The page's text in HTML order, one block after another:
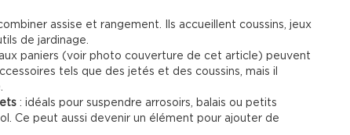
assise et rangement. Ils accueillent coussins, jeux
de jardinage.
paniers (voir photo couverture de cet article) peuvent
tels que des jetés et des coussins, mais il
: idéals pour suspendre arrosoirs, balais ou petits
Ce peut aussi devenir un élément pour ajouter de